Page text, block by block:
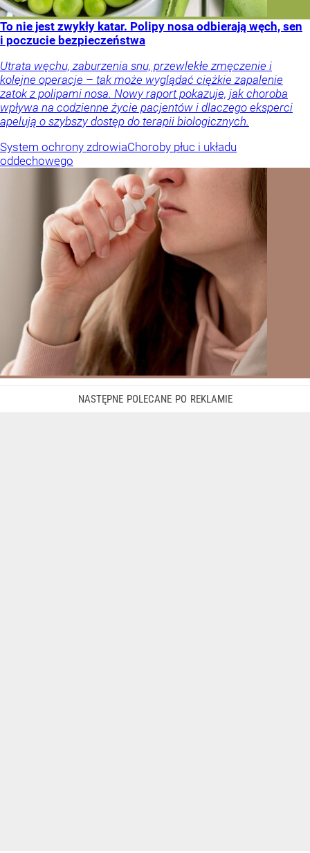
To nie jest zwykły katar. Polipy nosa odbierają węch, sen
i poczucie bezpieczeństwa
Utrata węchu, zaburzenia snu, przewlekłe zmęczenie i
kolejne operacje – tak może wyglądać ciężkie zapalenie
zatok z polipami nosa. Nowy raport pokazuje, jak choroba
wpływa na codzienne życie pacjentów i dlaczego eksperci
apelują o szybszy dostęp do terapii biologicznych.
System ochrony zdrowiaChoroby płuc i układu
oddechowego